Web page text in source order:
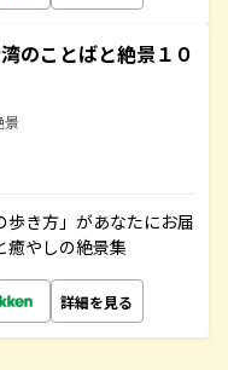
のことばと絶景１０
景
き方」があなたにお届
癒やしの絶景集
詳細を見る